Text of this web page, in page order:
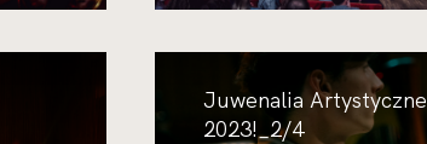
Juwenalia Artystyczne
2023!_2/4